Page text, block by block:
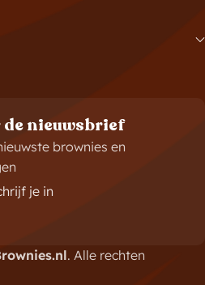
de nieuwsbrief
brownies en
je in
. Alle rechten